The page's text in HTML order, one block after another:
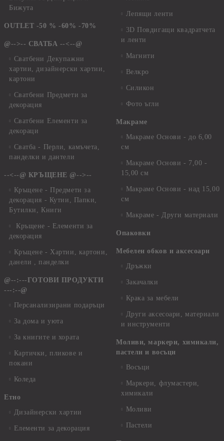
Бижута
OUTLET -50 % -60% -70%
@-->-- СВАТБА --<--@
Сватбени Декупажни
хартии, дизайнерски хартии,
картони
Сватбени Предмети за
декорация
Сватбени Елементи за
декораци
Сватба - Перли, камъчета,
панделки и дантели
--<--@ КРЪЩЕНЕ @-->--
Кръщене - Предмети за
декорация - Кутии, Папки,
Бутилки, Книги
Кръщене - Елементи за
декорация
Кръщене - Хартии, картони,
данели , панделки
@--:---ГОТОВИ ПРОДУКТИ
---:--@
Персанализирани подаръци
За дома и уюта
За книгите и хората
Картички, пликове и
покани
Коледа
Етно
Дизайнерски хартии
Елементи за декорация
Лепящи ленти
3D Повдигащи квадратчета
и ленти
Магнити
Велкро
Силикон
Фото ъгли
Макраме
Макраме Основи - до 6,00
см
Макраме Основи - 7,00 -
15,00 см
Макраме Основи - над 15,00
см
Макраме - Други материали
Опаковки
Мебелен обков и аксесоари
Дръжки
Закачалки
Крака за мебели
Други аксесоари, материали
и инструменти
Моливи, маркери, химикали,
пастели и восъци
Восъци
Маркери, флумастери,
химикали
Моливи
Пастели